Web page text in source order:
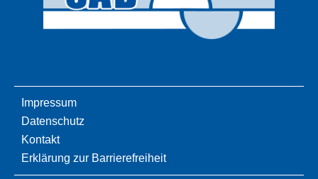
Impressum
Datenschutz
Kontakt
Erklärung zur Barrierefreiheit